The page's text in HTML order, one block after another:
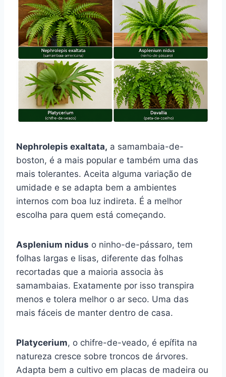
Nephrolepis exaltata, a samambaia-de-
boston, é a mais popular e também uma das
mais tolerantes. Aceita alguma variação de
umidade e se adapta bem a ambientes
internos com boa luz indireta. É a melhor
escolha para quem está começando.
Asplenium nidus o ninho-de-pássaro, tem
folhas largas e lisas, diferente das folhas
recortadas que a maioria associa às
samambaias. Exatamente por isso transpira
menos e tolera melhor o ar seco. Uma das
mais fáceis de manter dentro de casa.
Platycerium, o chifre-de-veado, é epífita na
natureza cresce sobre troncos de árvores.
Adapta bem a cultivo em placas de madeira ou